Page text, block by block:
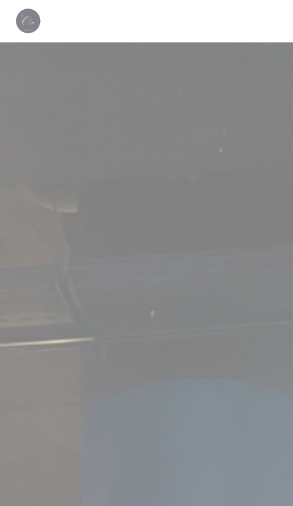
Personnalisation de vos choix en matière de cookies